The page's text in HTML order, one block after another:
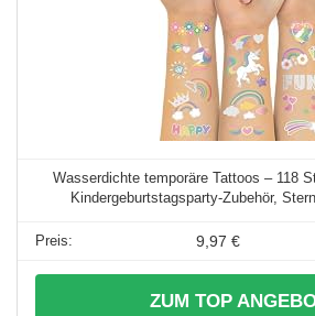
Wasserdichte temporäre Tattoos – 118
Kindergeburtstagsparty-Zubehör,
9,97 €
ZUM TOP